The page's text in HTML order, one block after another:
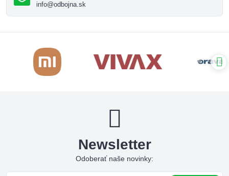
info@odbojna.sk
Newsletter
Odoberať naše novinky: